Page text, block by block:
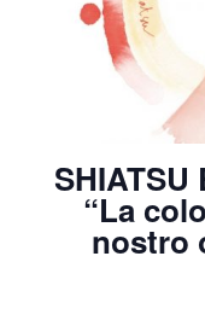
SHIATSU
“La
nostro